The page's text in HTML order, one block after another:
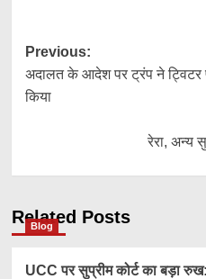
Post
navigation
Previous:
अदालत के आदेश पर ट्रंप ने
किया
रेरा, अन्य
Related Posts
Blog
UCC पर सुप्रीम कोर्ट का बड़ा